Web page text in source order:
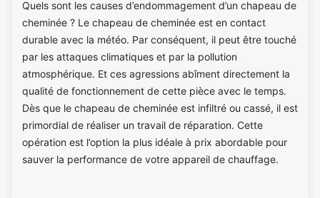
Quels sont les causes d’endommagement d’un chapeau de
cheminée ? Le chapeau de cheminée est en contact
durable avec la météo. Par conséquent, il peut être touché
par les attaques climatiques et par la pollution
atmosphérique. Et ces agressions abîment directement la
qualité de fonctionnement de cette pièce avec le temps.
Dès que le chapeau de cheminée est infiltré ou cassé, il est
primordial de réaliser un travail de réparation. Cette
opération est l’option la plus idéale à prix abordable pour
sauver la performance de votre appareil de chauffage.